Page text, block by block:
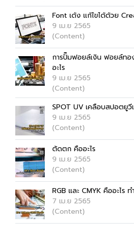
Font เด้ง แก้ไขได้ด้วย
9 เม.ย 2565
(Content)
การปั๊มฟอยล์เงิน ฟอยล์ทอ
อะไร
9 เม.ย 2565
(Content)
SPOT UV เคลือบสปอตยูวี
9 เม.ย 2565
(Content)
ตัดตก คืออะไร
9 เม.ย 2565
(Content)
RGB และ CMYK คืออะไร
7 เม.ย 2565
(Content)